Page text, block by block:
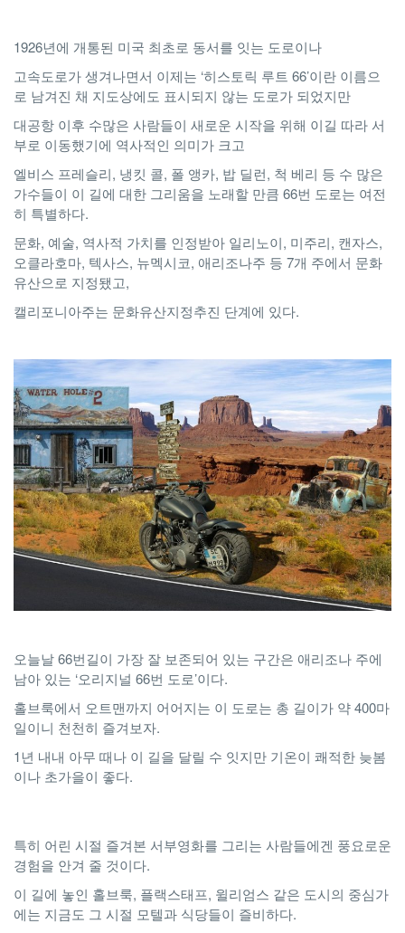
1926년에 개통된 미국 최초로 동서를 잇는 도로이나
고속도로가 생겨나면서 이제는 ‘히스토릭 루트 66’이란 이름으
로 남겨진 채 지도상에도 표시되지 않는 도로가 되었지만
대공항 이후 수많은 사람들이 새로운 시작을 위해 이길 따라 서
부로 이동했기에 역사적인 의미가 크고
엘비스 프레슬리, 냉킷 콜, 폴 앵카, 밥 딜런, 척 베리 등 수 많은
가수들이 이 길에 대한 그리움을 노래할 만큼 66번 도로는 여전
히 특별하다.
문화, 예술, 역사적 가치를 인정받아 일리노이, 미주리, 캔자스,
오클라호마, 텍사스, 뉴멕시코, 애리조나주 등 7개 주에서 문화
유산으로 지정됐고,
캘리포니아주는 문화유산지정추진 단계에 있다.
오늘날 66번길이 가장 잘 보존되어 있는 구간은 애리조나 주에
남아 있는 ‘오리지널 66번 도로’이다.
홀브룩에서 오트맨까지 어어지는 이 도로는 총 길이가 약 400마
일이니 천천히 즐겨보자.
1년 내내 아무 때나 이 길을 달릴 수 잇지만 기온이 쾌적한 늦봄
이나 초가을이 좋다.
특히 어린 시절 즐겨본 서부영화를 그리는 사람들에겐 풍요로운
경험을 안겨 줄 것이다.
이 길에 놓인 홀브룩, 플랙스태프, 윌리엄스 같은 도시의 중심가
에는 지금도 그 시절 모텔과 식당들이 즐비하다.